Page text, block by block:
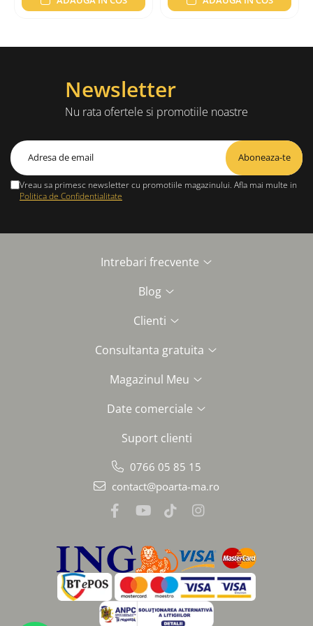
Newsletter
Nu rata ofertele si promotiile noastre
Vreau sa primesc newsletter cu promotiile magazinului. Afla mai multe in
Politica de Confidentialitate
Intrebari frecvente
Blog
Clienti
Consultanta gratuita
Magazinul Meu
Date comerciale
Suport clienti
0766 05 85 15
contact@poarta-ma.ro